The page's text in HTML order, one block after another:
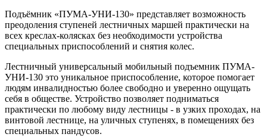
Подъёмник «ПУМА-УНИ-130» представляет возможность
преодоления ступеней лестничных маршей практически на
всех креслах-колясках без необходимости устройства
специальных приспособлений и снятия колес.
Лестничный универсальный мобильный подъемник ПУМА-
УНИ-130 это уникальное приспособление, которое помогает
людям инвалидностью более свободно и уверенно ощущать
себя в обществе. Устройство позволяет подниматься
практически по любому виду лестницы - в узких проходах, на
винтовой лестнице, на уличных ступенях, в помещениях без
специальных пандусов.